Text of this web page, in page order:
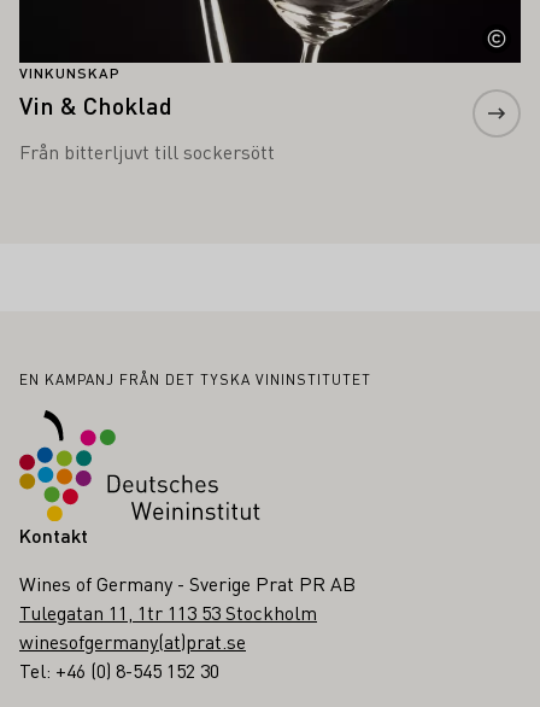
VINKUNSKAP
Vin & Choklad
Från bitterljuvt till sockersött
Sidfot
EN KAMPANJ FRÅN DET TYSKA VININSTITUTET
Kontakt
Wines of Germany - Sverige Prat PR AB
Tulegatan 11, 1tr 113 53 Stockholm
winesofgermany(at)prat.se
Tel: +46 (0) 8-545 152 30